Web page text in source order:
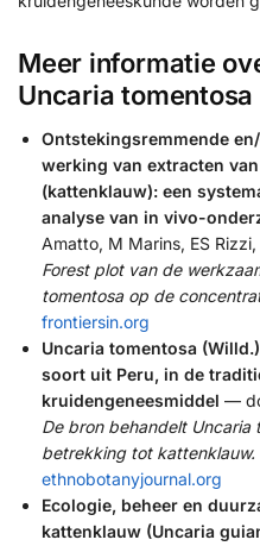
Meer informatie
Uncaria tomentosa
Ontstekingsremmende
werking van extracten
(kattenklauw): een
analyse van in vivo-
Amatto, M Marins, ES
Forest plot van de
tomentosa op de
frontiersin.org
Uncaria tomentosa
soort uit Peru, in de
kruidengeneesmiddel —
De bron behandelt Uncaria
betrekking tot kattenklauw.
ethnobotanyjournal.org
Ecologie, beheer en
kattenklauw (Uncaria